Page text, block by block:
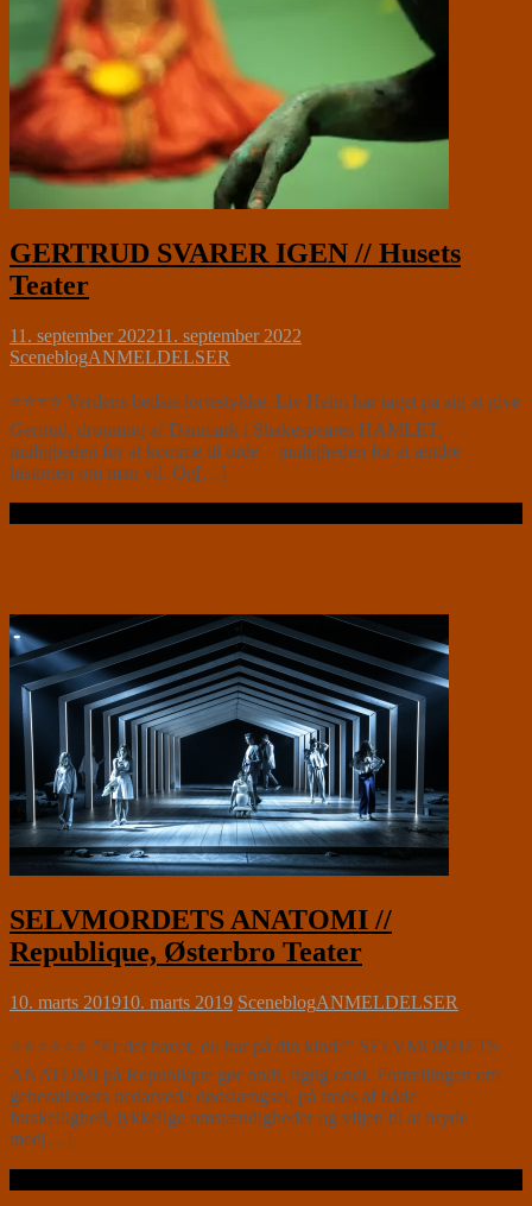
GERTRUD SVARER IGEN // Husets
Teater
11. september 202211. september 2022
SceneblogANMELDELSER
⭐⭐⭐⭐ Verdens bedste lortestykke. Liv Helm har taget på sig at give
Gertrud, dronning af Danmark i Shakespeares HAMLET,
muligheden for at komme til orde – muligheden for at ændre
historien om man vil. Og[…]
SELVMORDETS ANATOMI //
Republique, Østerbro Teater
10. marts 201910. marts 2019 SceneblogANMELDELSER
⭐⭐⭐⭐⭐⭐ ”Er det havet, du har på din kind?” SELVMORDETS
ANATOMI på Republique gør ondt, rigtig ondt. Fortællingen om
generationers nedarvede dødslængsel, på trods af både
forskellighed, lykkelige omstændigheder og viljen til at bryde
med[…]